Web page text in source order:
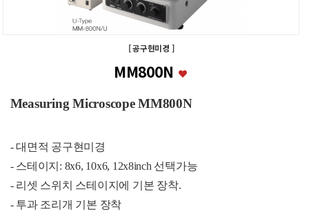
[ 공구현미경 ]
MM800N
Measuring Microscope MM800N
- 대면적 공구현미경
- 스테이지: 8x6, 10x6, 12x8inch 선택가능
- 리셋 스위치 스테이지에 기본 장착.
- 투과 조리개 기본 장착